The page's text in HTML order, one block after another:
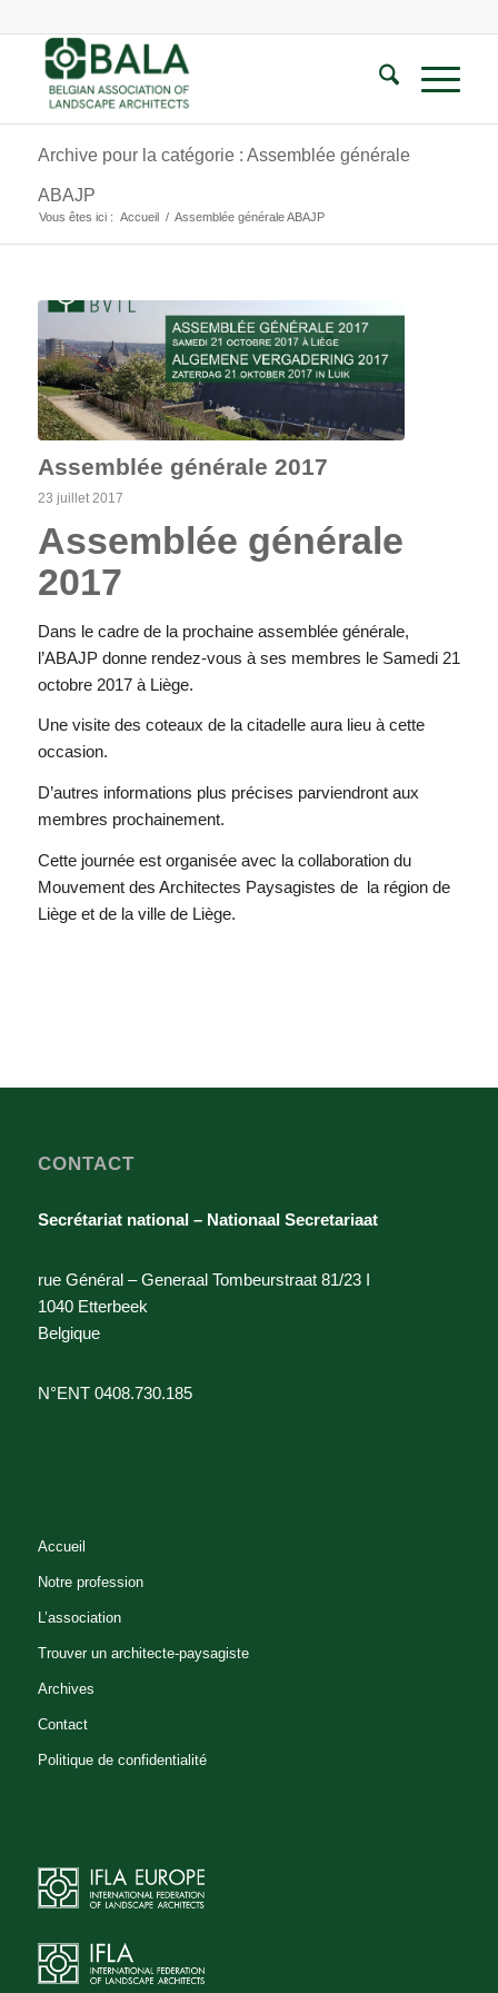
Archive pour la catégorie : Assemblée générale
ABAJP
Vous êtes ici : Accueil / Assemblée générale ABAJP
Assemblée générale 2017
23 juillet 2017
Assemblée générale
2017
Dans le cadre de la prochaine assemblée générale,
l’ABAJP donne rendez-vous à ses membres le Samedi 21
octobre 2017 à Liège.
Une visite des coteaux de la citadelle aura lieu à cette
occasion.
D’autres informations plus précises parviendront aux
membres prochainement.
Cette journée est organisée avec la collaboration du
Mouvement des Architectes Paysagistes de la région de
Liège et de la ville de Liège.
CONTACT
Secrétariat national – Nationaal Secretariaat
rue Général – Generaal Tombeurstraat 81/23 I
1040 Etterbeek
Belgique
N°ENT 0408.730.185
Accueil
Notre profession
L’association
Trouver un architecte-paysagiste
Archives
Contact
Politique de confidentialité